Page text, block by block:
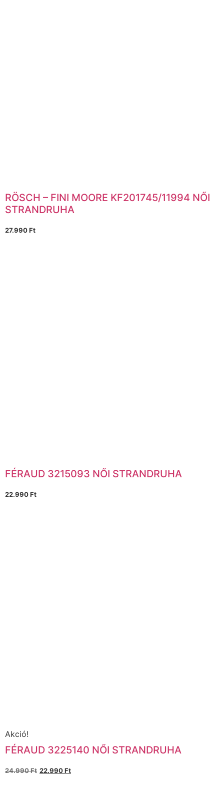
RÖSCH – FINI MOORE KF201745/11994 NŐI
STRANDRUHA
27.990Ft
FÉRAUD 3215093 NŐI STRANDRUHA
22.990Ft
Akció!
FÉRAUD 3225140 NŐI STRANDRUHA
24.990Ft 22.990Ft